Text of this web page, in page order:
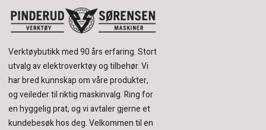
Verktøybutikk med 90 års erfaring.Stort
utvalg av elektroverktøy og tilbehør.Vi
har bred kunnskap om våre produkter,
og veileder til riktig maskinvalg. Ring for
en hyggelig prat, og vi avtaler gjerne et
kundebesøk hos deg.Velkommen til en